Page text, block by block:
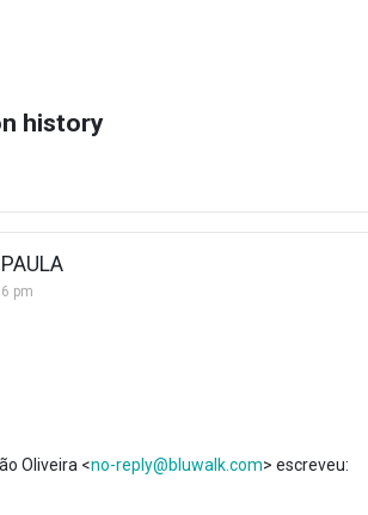
history
pm
Oliveira <no-reply@bluwalk.com> escreveu: